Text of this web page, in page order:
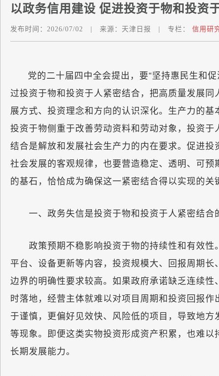
以政务信用建设 促进投资于物和投资
发布时间： 2026/07/02 来源： 天津日报 专栏： 信用研
党的二十届四中全会提出，要“坚持惠民生和
过投资于物和投资于人紧密结合，把高质量发展
展方式、投资理念和方向的认识深化。生产力的
投资于物侧重于改善劳动资料和劳动对象，投资
结合是解放和发展社会生产力的内在要求。促进
社会发展的客观规律，也要营造稳定、透明、可
的基石，恰恰成为确保这一紧密结合得以实现的关
一、政务失信是投资于物和投资于人紧密结合
政策预期不稳影响投资于物的持续性和有效性
平台、设备更新等内容，投资规模大、回报周期
边界的明确性要求较高。如果政府承诺缺乏连续
时落地，经营主体就难以对项目周期和投资回报
于谨慎，更偏好见效快、风险低的项目，导致地方
等现象。即便这类实物投资形成资产积累，也难
长期发展能力。